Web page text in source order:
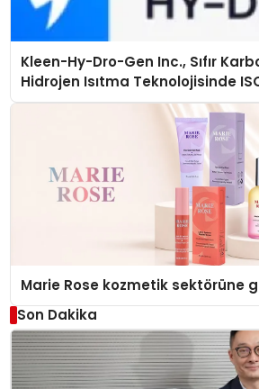
Kleen-Hy-Dro-Gen Inc., Sıfır
Hidrojen Isıtma Teknolojisinde
Düzenleyici Onaylarını Aldı
Marie Rose kozmetik sektörüne
Son Dakika